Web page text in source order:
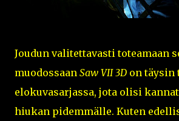
Joudun valitettavasti toteamaan
muodossaan Saw VII 3D on täysin
elokuvasarjassa, jota olisi
hiukan pidemmälle. Kuten